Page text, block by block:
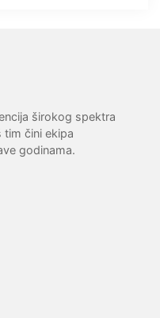
širokog spektra
tim čini ekipa
godinama.